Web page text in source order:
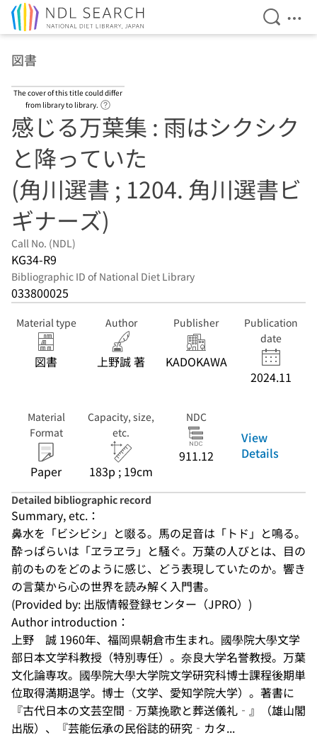
Open
図書
The cover of this title could differ
from library to library.
感じる万葉集 : 雨はシクシク
と降っていた
(角川選書 ; 1204. 角川選書ビ
ギナーズ)
Call No. (NDL)
KG34-R9
Bibliographic ID of National Diet Library
033800025
Material type
図書
Author
上野誠 著
Publisher
KADOKAWA
Publication
date
2024.11
Material
Format
Paper
Capacity, size,
etc.
183p ; 19cm
NDC
911.12
View
Details
Detailed bibliographic record
Summary, etc.：
鼻水を「ビシビシ」と啜る。馬の足音は「トド」と鳴る。
酔っぱらいは「ヱラヱラ」と騒ぐ。万葉の人びとは、目の
前のものをどのように感じ、どう表現していたのか。響き
の言葉から心の世界を読み解く入門書。
(Provided by: 出版情報登録センター（JPRO）)
Author introduction：
上野　誠 1960年、福岡県朝倉市生まれ。國學院大學文学
部日本文学科教授（特別専任）。奈良大学名誉教授。万葉
文化論専攻。國學院大學大学院文学研究科博士課程後期単
位取得満期退学。博士（文学、愛知学院大学）。著書に
『古代日本の文芸空間‐万葉挽歌と葬送儀礼‐』（雄山閣
出版）、『芸能伝承の民俗誌的研究‐カタ...